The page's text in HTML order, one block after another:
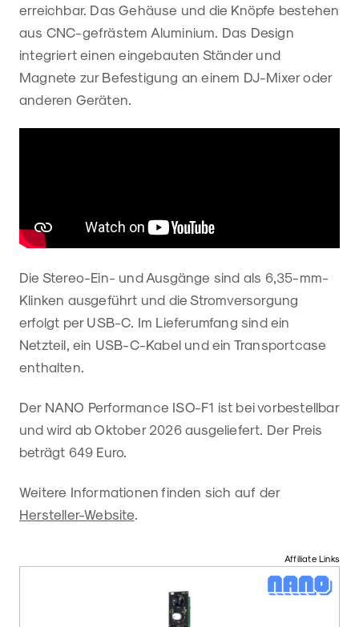
erreichbar. Das Gehäuse und die Knöpfe bestehen
aus CNC-gefrästem Aluminium. Das Design
integriert einen eingebauten Ständer und
Magnete zur Befestigung an einem DJ-Mixer oder
anderen Geräten.
Die Stereo-Ein- und Ausgänge sind als 6,35-mm-
Klinken ausgeführt und die Stromversorgung
erfolgt per USB-C. Im Lieferumfang sind ein
Netzteil, ein USB-C-Kabel und ein Transportcase
enthalten.
Der NANO Performance ISO-F1 ist bei vorbestellbar
und wird ab Oktober 2026 ausgeliefert. Der Preis
beträgt 649 Euro.
Weitere Informationen finden sich auf der
Hersteller-Website
Affiliate Links